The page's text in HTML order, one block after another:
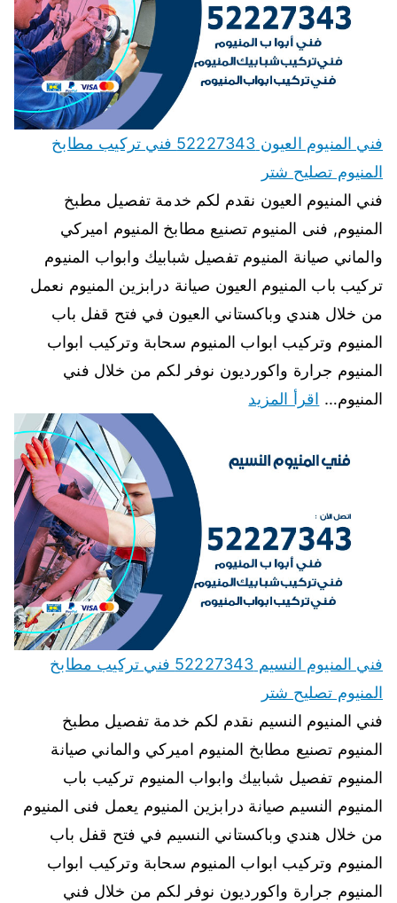
فني المنيوم العيون 52227343 فني تركيب مطابخ
المنيوم تصليح شتر
فني المنيوم العيون نقدم لكم خدمة تفصيل مطبخ
المنيوم, فنى المنيوم تصنيع مطابخ المنيوم اميركي
والماني صيانة المنيوم تفصيل شبابيك وابواب المنيوم
تركيب باب المنيوم العيون صيانة درابزين المنيوم نعمل
من خلال هندي وباكستاني العيون في فتح قفل باب
المنيوم وتركيب ابواب المنيوم سحابة وتركيب ابواب
المنيوم جرارة واكورديون نوفر لكم من خلال فني
المنيوم… اقرأ المزيد
فني المنيوم النسيم 52227343 فني تركيب مطابخ
المنيوم تصليح شتر
فني المنيوم النسيم نقدم لكم خدمة تفصيل مطبخ
المنيوم تصنيع مطابخ المنيوم اميركي والماني صيانة
المنيوم تفصيل شبابيك وابواب المنيوم تركيب باب
المنيوم النسيم صيانة درابزين المنيوم يعمل فنى المنيوم
من خلال هندي وباكستاني النسيم في فتح قفل باب
المنيوم وتركيب ابواب المنيوم سحابة وتركيب ابواب
المنيوم جرارة واكورديون نوفر لكم من خلال فني